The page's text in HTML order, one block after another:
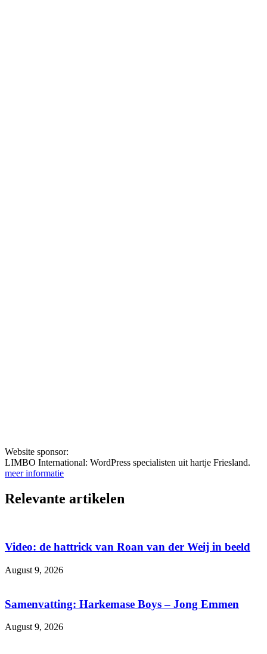
Website sponsor:
LIMBO International: WordPress specialisten uit hartje Friesland.
meer informatie
Relevante artikelen
Video: de hattrick van Roan van der Weij in beeld
August 9, 2026
Samenvatting: Harkemase Boys – Jong Emmen
August 9, 2026